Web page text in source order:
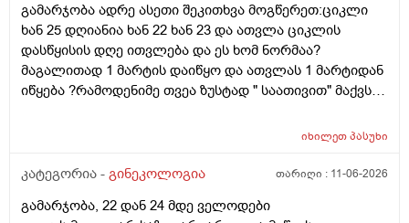
რამეა.ზოგადად წლებია აუტოიმონური თირეოდიტი
მაქვს.ხშირად მაქვს სანერვიულო.რითი შეიძლება
უნდაცკვების სახით რომ ვმართო ციკლის დღეები?
პასუხიც მივიღე და არა, ყველაფერი ჩვეულებრივადაა
არც ჭარბი სისხლდება არ არის.ადრე რომ 7 დღემდე
მითხარით რომ შეიმოწმეთო ტიესეიჩი და კიდევ სხვა
ასაკი 40
გამარჯობა ადრე ასეთი შეკითხვა მოგწერეთ:ციკლი
ხან 25 დღიანია ხან 22 ხან 23 და ათვლა ციკლის
დასწყისის დღე ითვლება და ეს ხომ ნორმაა?
მაგალითად 1 მარტის დაიწყო და ათვლას 1 მარტიდან
იწყება ?რამოდენიმე თვეა ზუსტად " საათივით" მაქვს
მეშინია კიდევ ხომ არ ჩამოიწევს? მინდა რომ 25 ან
განმავლობაში ? შესაძლოა ისევ 23 ან 25 დღიანი
რამეა.ზოგადად წლებია აუტოიმონური თირეოდიტი
იხილეთპასუხი
კატეგორია - გინეკოლოგია თარიღი : 11-06-2026
გამარჯობა, 22 დან 24 მდე ველოდები